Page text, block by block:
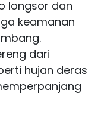
longsor dan
keamanan
dari
hujan deras